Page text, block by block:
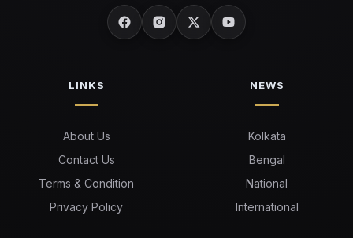
LINKS
About Us
Contact Us
Terms & Condition
Privacy Policy
NEWS
Kolkata
Bengal
National
International